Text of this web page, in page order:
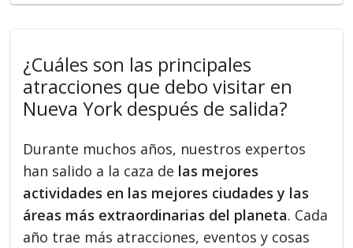
¿Cuáles son las principales
atracciones que debo visitar en
Nueva York después de salida?
Durante muchos años, nuestros expertos
han salido a la caza de las mejores
actividades en las mejores ciudades y las
áreas más extraordinarias del planeta. Cada
año trae más atracciones, eventos y cosas